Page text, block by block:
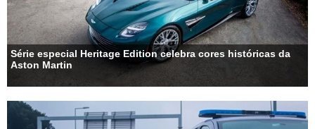
Série especial Heritage Edition celebra cores históricas da
Aston Martin